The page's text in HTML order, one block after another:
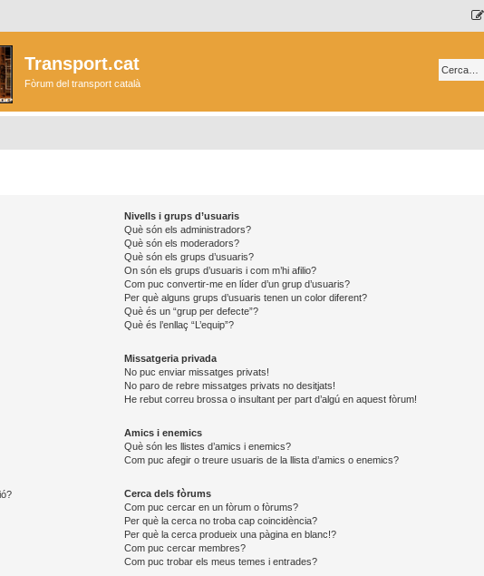
Transport.cat
Fòrum del transport català
Nivells i grups d’usuaris
Què són els administradors?
Què són els moderadors?
Què són els grups d’usuaris?
On són els grups d’usuaris i com m’hi afilio?
Com puc convertir-me en líder d’un grup d’usuaris?
Per què alguns grups d’usuaris tenen un color diferent?
Què és un “grup per defecte”?
Què és l’enllaç “L’equip”?
Missatgeria privada
No puc enviar missatges privats!
No paro de rebre missatges privats no desitjats!
He rebut correu brossa o insultant per part d’algú en aquest fòrum!
Amics i enemics
Què són les llistes d’amics i enemics?
Com puc afegir o treure usuaris de la llista d’amics o enemics?
Cerca dels fòrums
Com puc cercar en un fòrum o fòrums?
Per què la cerca no troba cap coincidència?
Per què la cerca produeix una pàgina en blanc!?
Com puc cercar membres?
Com puc trobar els meus temes i entrades?